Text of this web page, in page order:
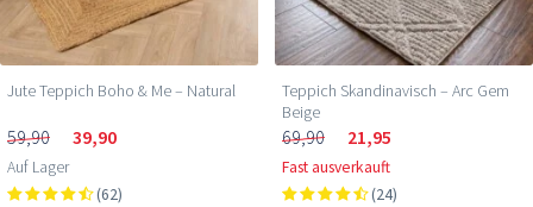
Jute Teppich Boho & Me – Natural
59,90 39,90
Auf Lager
(62)
Teppich Skandinavisch – Arc Gem
Beige
69,90 21,95
Fast ausverkauft
(24)